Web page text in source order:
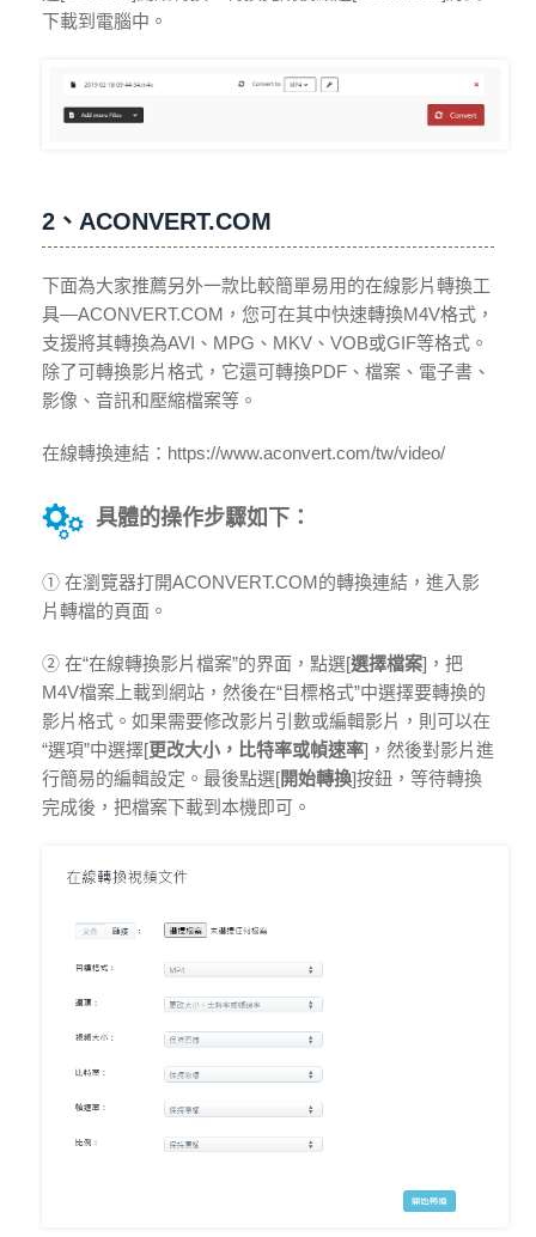
下載到電腦中。
2、ACONVERT.COM
下面為大家推薦另外一款比較簡單易用的在線影片轉換工
具—ACONVERT.COM，您可在其中快速轉換M4V格式，
支援將其轉換為AVI、MPG、MKV、VOB或GIF等格式。
除了可轉換影片格式，它還可轉換PDF、檔案、電子書、
影像、音訊和壓縮檔案等。
在線轉換連結：https://www.aconvert.com/tw/video/
具體的操作步驟如下：
① 在瀏覽器打開ACONVERT.COM的轉換連結，進入影
片轉檔的頁面。
② 在“在線轉換影片檔案”的界面，點選[選擇檔案]，把
M4V檔案上載到網站，然後在“目標格式”中選擇要轉換的
影片格式。如果需要修改影片引數或編輯影片，則可以在
“選項”中選擇[更改大小，比特率​​或幀速率]，然後對影片進
行簡易的編輯設定。最後點選[開始轉換]按鈕，等待轉換
完成後，把檔案下載到本機即可。